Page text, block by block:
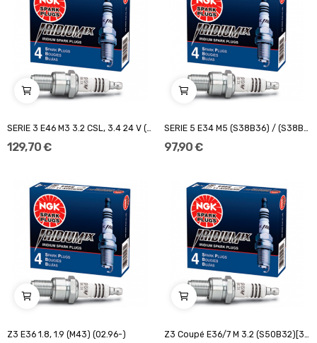
SERIE 3 E46 M3 3.2 CSL, 3.4 24 V (04.01-)
129,70 €
SERIE 5 E34 M5 (S38B36) / (S38B39) (01.88-)
97,90 €
Z3 E36 1.8, 1.9 (M43) (02.96-)